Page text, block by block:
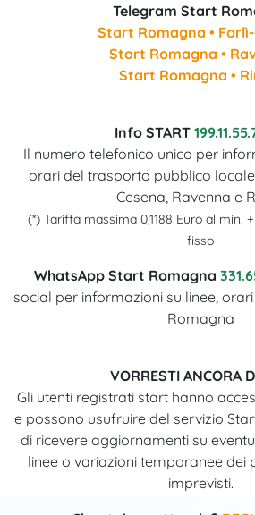
Telegram Start
Start Romagna •
Start Romagna •
Start Romagna •
Info START
Il numero telefonico unico per
orari del trasporto pubblico
Cesena, Ravenna e
(*) Tariffa massima 0,1188 Euro al min.
fisso
WhatsApp Start Romagna
social per informazioni su linee,
Romagna
VORRESTI ANCORA
Gli utenti registrati start hanno
e possono usufruire del servizio
di ricevere aggiornamenti su
linee o variazioni temporanee dei
imprevisti.